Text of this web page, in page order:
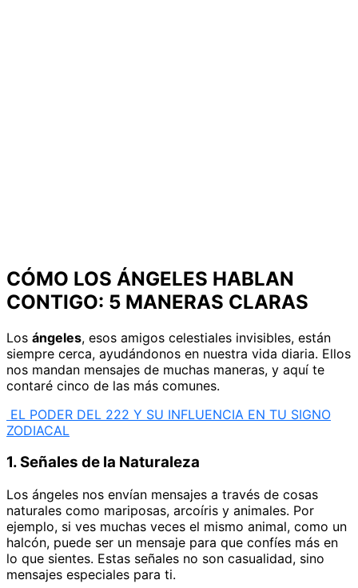
CÓMO LOS ÁNGELES HABLAN
CONTIGO: 5 MANERAS CLARAS
Los ángeles, esos amigos celestiales invisibles, están
siempre cerca, ayudándonos en nuestra vida diaria. Ellos
nos mandan mensajes de muchas maneras, y aquí te
contaré cinco de las más comunes.
EL PODER DEL 222 Y SU INFLUENCIA EN TU SIGNO
ZODIACAL
1. Señales de la Naturaleza
Los ángeles nos envían mensajes a través de cosas
naturales como mariposas, arcoíris y animales. Por
ejemplo, si ves muchas veces el mismo animal, como un
halcón, puede ser un mensaje para que confíes más en
lo que sientes. Estas señales no son casualidad, sino
mensajes especiales para ti.